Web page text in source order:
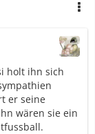
holt ihn sich
er seine
wären sie ein